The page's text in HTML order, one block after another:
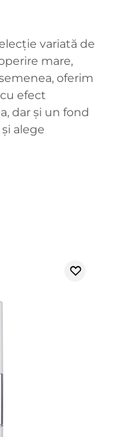
variată de
mare,
oferim
efect
dar și un fond
alege